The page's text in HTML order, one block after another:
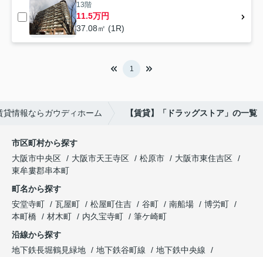
13階
11.5万円
37.08㎡ (1R)
1
貸情報ならガウディホーム 【賃貸】「ドラッグストア」の一覧
市区町村から探す
大阪市中央区
大阪市天王寺区 松原市
大阪市東住吉区
東牟婁郡串本町
町名から探す
安堂寺町
瓦屋町 松屋町住吉 谷町 南船場
博労町
本町橋
材木町 内久宝寺町
筆ケ崎町
沿線から探す
地下鉄長堀鶴見緑地
地下鉄谷町線
地下鉄中央線